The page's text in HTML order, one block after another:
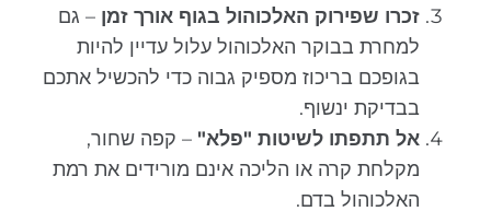
זכרו שפירוק האלכוהול בגוף אורך זמן– גם
למחרת בבוקר האלכוהול עלול עדיין להיות
בגופכם בריכוז מספיק גבוה כדי להכשיל אתכם
בבדיקת ינשוף.
אל תתפתו לשיטות "פלא"– קפה שחור,
מקלחת קרה או הליכה אינם מורידים את רמת
האלכוהול בדם.